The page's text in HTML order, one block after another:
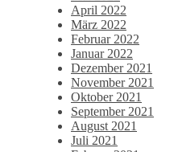
April 2022
März 2022
Februar 2022
Januar 2022
Dezember 2021
November 2021
Oktober 2021
September 2021
August 2021
Juli 2021